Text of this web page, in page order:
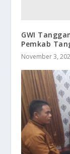
GWI
Pemkab
November 3,